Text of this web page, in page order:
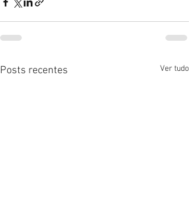
Posts recentes Ver tudo